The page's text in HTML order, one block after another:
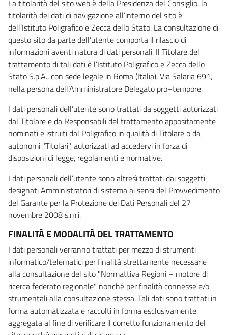
La titolarità del sito web è della Presidenza del Consiglio, la
titolarità dei dati di navigazione all’interno del sito è
dell’Istituto Poligrafico e Zecca dello Stato. La consultazione di
questo sito da parte dell’utente comporta il rilascio di
informazioni aventi natura di dati personali. Il Titolare del
trattamento di tali dati è l’Istituto Poligrafico e Zecca dello
Stato S.p.A., con sede legale in Roma (Italia), Via Salaria 691,
nella persona dell’Amministratore Delegato pro–tempore.
I dati personali dell’utente sono trattati da soggetti autorizzati
dal Titolare e da Responsabili del trattamento appositamente
nominati e istruiti dal Poligrafico in qualità di Titolare o da
autonomi "Titolari", autorizzati ad accedervi in forza di
disposizioni di legge, regolamenti e normative.
I dati personali dell’utente sono altresì trattati dai soggetti
designati Amministratori di sistema ai sensi del Provvedimento
del Garante per la Protezione dei Dati Personali del 27
novembre 2008 s.m.i.
FINALITÀ E MODALITÀ DEL TRATTAMENTO
I dati personali verranno trattati per mezzo di strumenti
informatico/telematici per finalità strettamente necessarie
alla consultazione del sito "Normattiva Regioni – motore di
ricerca federato regionale" nonché per finalità connesse e/o
strumentali alla consultazione stessa. Tali dati sono trattati in
forma automatizzata e raccolti in forma esclusivamente
aggregata al fine di verificare il corretto funzionamento del